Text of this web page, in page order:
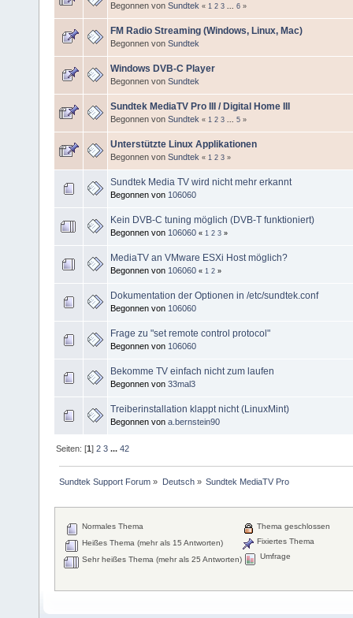
Begonnen von Sundtek « 1 2 3 ... 6 »
FM Radio Streaming (Windows, Linux, Mac)
Begonnen von Sundtek
Windows DVB-C Player
Begonnen von Sundtek
Sundtek MediaTV Pro III / Digital Home III
Begonnen von Sundtek « 1 2 3 ... 5 »
Unterstützte Linux Applikationen
Begonnen von Sundtek « 1 2 3 »
Sundtek Media TV wird nicht mehr erkannt
Begonnen von 106060
Kein DVB-C tuning möglich (DVB-T funktioniert)
Begonnen von 106060 « 1 2 3 »
MediaTV an VMware ESXi Host möglich?
Begonnen von 106060 « 1 2 »
Dokumentation der Optionen in /etc/sundtek.conf
Begonnen von 106060
Frage zu "set remote control protocol"
Begonnen von 106060
Bekomme TV einfach nicht zum laufen
Begonnen von 33mal3
Treiberinstallation klappt nicht (LinuxMint)
Begonnen von a.bernstein90
Seiten: [1]2 3 ...42
Sundtek Support Forum » Deutsch» Sundtek MediaTV Pro
Normales Thema
Heißes Thema (mehr als 15 Antworten)
Sehr heißes Thema (mehr als 25 Antworten)
Thema geschlossen
Fixiertes Thema
Umfrage